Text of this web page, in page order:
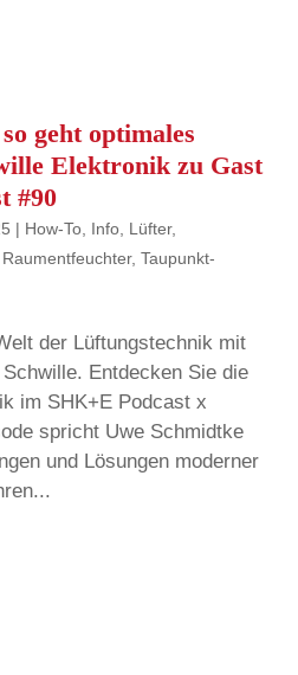
geht optimales
Elektronik zu Gast
#90
| How-To Info Lüfter,
Raumentfeuchter,Taupunkt-
der Lüftungstechnik mit
Entdecken Sie die
im SHK+E Podcast x
spricht Uwe Schmidtke
und Lösungen moderner